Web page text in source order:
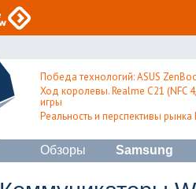
Победа технологий: ASUS
Ход королевы. Realme C21 (NFC
игры
Реальность и перспективы
Обзоры Samsung